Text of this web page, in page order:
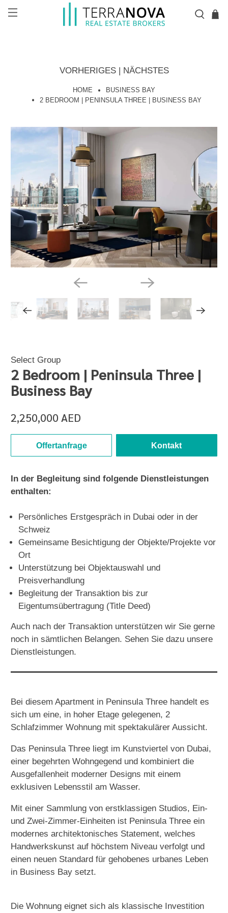
HOME
BUSINESS BAY
2 BEDROOM | PENINSULA THREE | BUSINESS BAY
VORHERIGES | NÄCHSTES
Select Group
2 Bedroom | Peninsula Three |
Business Bay
2,250,000 AED
Offertanfrage Kontakt
In der Begleitung sind folgende Dienstleistungen
enthalten:
Persönliches Erstgespräch in Dubai oder in der
Schweiz
Gemeinsame Besichtigung der Objekte/Projekte vor
Ort
Unterstützung bei Objektauswahl und
Preisverhandlung
Begleitung der Transaktion bis zur
Eigentumsübertragung (Title Deed)
Auch nach der Transaktion unterstützen wir Sie gerne
noch in sämtlichen Belangen. Sehen Sie dazu unsere
Dienstleistungen.
Bei diesem Apartment in Peninsula Three handelt es
sich um eine, in hoher Etage gelegenen, 2
Schlafzimmer Wohnung mit spektakulärer Aussicht.
Das Peninsula Three liegt im Kunstviertel von Dubai,
einer begehrten Wohngegend und kombiniert die
Ausgefallenheit moderner Designs mit einem
exklusiven Lebensstil am Wasser.
Mit einer Sammlung von erstklassigen Studios, Ein-
und Zwei-Zimmer-Einheiten ist Peninsula Three ein
modernes architektonisches Statement, welches
Handwerkskunst auf höchstem Niveau verfolgt und
einen neuen Standard für gehobenes urbanes Leben
in Business Bay setzt.
Die Wohnung eignet sich als klassische Investition